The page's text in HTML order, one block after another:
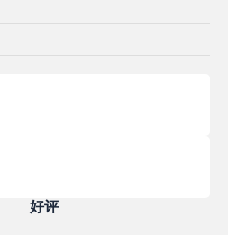
好评